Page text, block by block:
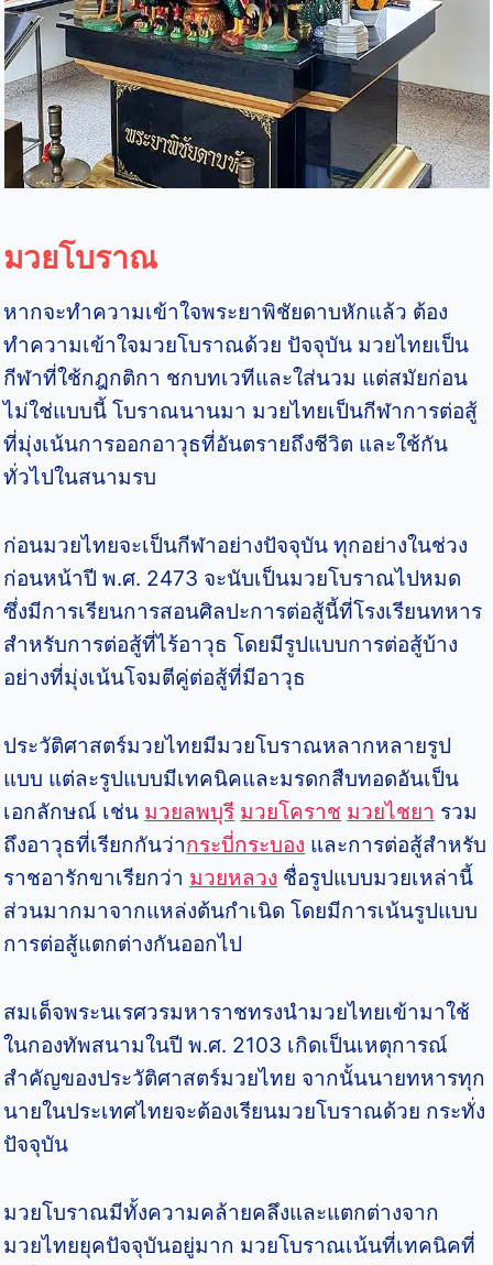
มวยโบราณ
หากจะทำความเข้าใจพระยาพิชัยดาบหักแล้ว ต้อง
ทำความเข้าใจมวยโบราณด้วย ปัจจุบัน มวยไทยเป็น
กีฬาที่ใช้กฎกติกา ชกบทเวทีและใส่นวม แต่สมัยก่อน
ไม่ใช่แบบนี้ โบราณนานมา มวยไทยเป็นกีฬาการต่อสู้
ที่มุ่งเน้นการออกอาวุธที่อันตรายถึงชีวิต และใช้กัน
ทั่วไปในสนามรบ
ก่อนมวยไทยจะเป็นกีฬาอย่างปัจจุบัน ทุกอย่างในช่วง
ก่อนหน้าปี พ.ศ. 2473 จะนับเป็นมวยโบราณไปหมด
ซึ่งมีการเรียนการสอนศิลปะการต่อสู้นี้ที่โรงเรียนทหาร
สำหรับการต่อสู้ที่ไร้อาวุธ โดยมีรูปแบบการต่อสู้บ้าง
อย่างที่มุ่งเน้นโจมตีคู่ต่อสู้ที่มีอาวุธ
ประวัติศาสตร์มวยไทยมีมวยโบราณหลากหลายรูป
แบบ แต่ละรูปแบบมีเทคนิคและมรดกสืบทอดอันเป็น
เอกลักษณ์ เช่น มวยลพบุรี มวยโคราช มวยไชยา รวม
ถึงอาวุธที่เรียกกันว่ากระบี่กระบอง และการต่อสู้สำหรับ
ราชอารักขาเรียกว่า มวยหลวง ชื่อรูปแบบมวยเหล่านี้
ส่วนมากมาจากแหล่งต้นกำเนิด โดยมีการเน้นรูปแบบ
การต่อสู้แตกต่างกันออกไป
สมเด็จพระนเรศวรมหาราชทรงนำมวยไทยเข้ามาใช้
ในกองทัพสนามในปี พ.ศ. 2103 เกิดเป็นเหตุการณ์
สำคัญของประวัติศาสตร์มวยไทย จากนั้นนายทหารทุก
นายในประเทศไทยจะต้องเรียนมวยโบราณด้วย กระทั่ง
ปัจจุบัน
มวยโบราณมีทั้งความคล้ายคลึงและแตกต่างจาก
มวยไทยยุคปัจจุบันอยู่มาก มวยโบราณเน้นที่เทคนิคที่